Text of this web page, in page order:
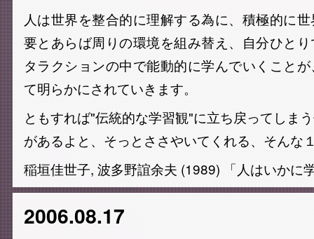
人は世界を整合的に理解する為に、積極的に
要とあらば周りの環境を組み替え、自分ひと
タラクションの中で能動的に学んでいくこと
て明らかにされていきます。
ともすれば"伝統的な学習観"に立ち戻ってしま
があるよと、そっとささやいてくれる、そんな
稲垣佳世子, 波多野誼余夫 (1989) 「人はいか
2006.08.17